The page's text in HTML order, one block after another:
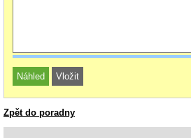
Zpět do poradny